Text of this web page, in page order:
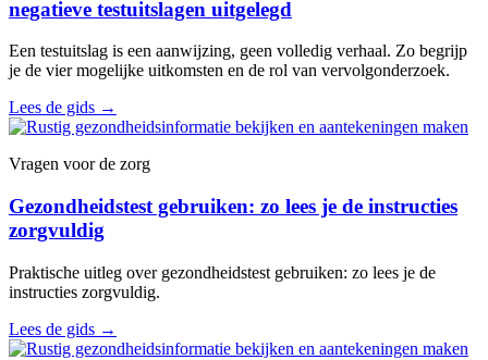
negatieve testuitslagen uitgelegd
Een testuitslag is een aanwijzing, geen volledig verhaal. Zo begrijp
je de vier mogelijke uitkomsten en de rol van vervolgonderzoek.
Lees de gids →
Vragen voor de zorg
Gezondheidstest gebruiken: zo lees je de instructies
zorgvuldig
Praktische uitleg over gezondheidstest gebruiken: zo lees je de
instructies zorgvuldig.
Lees de gids →